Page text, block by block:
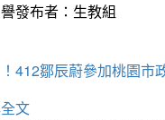
發布者：生教組
412鄒辰蔚參加桃園市
文